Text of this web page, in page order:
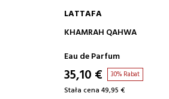
DODAJ DO KOSZYKA
LATTAFA
KHAMRAH QAHWA
Eau de Parfum
35,10 € 30% Rabat
Stała cena 49,95 €